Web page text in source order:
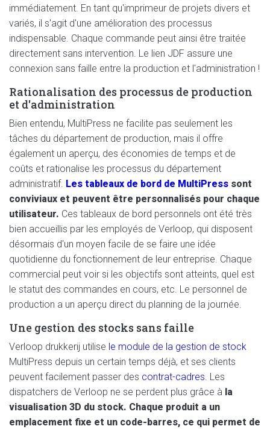
immédiatement. En tant qu'imprimeur de projets divers et
variés, il s'agit d'une amélioration des processus
indispensable. Chaque commande peut ainsi être traitée
directement sans intervention. Le lien JDF assure une
connexion sans faille entre la production et l'administration !
Rationalisation des processus de production
et d'administration
Bien entendu, MultiPress ne facilite pas seulement les
tâches du département de production, mais il offre
également un aperçu, des économies de temps et de
coûts et rationalise les processus du département
administratif. Les tableaux de bord de MultiPress sont
conviviaux et peuvent être personnalisés pour chaque
utilisateur. Ces tableaux de bord personnels ont été très
bien accueillis par les employés de Verloop, qui disposent
désormais d'un moyen facile de se faire une idée
quotidienne du fonctionnement de leur entreprise. Chaque
commercial peut voir si les objectifs sont atteints, quel est
le statut des commandes en cours, etc. Le personnel de
production a un aperçu direct du planning de la journée.
Une gestion des stocks sans faille
Verloop drukkerij utilise le module de la gestion de stock
MultiPress depuis un certain temps déjà, et ses clients
peuvent facilement passer des contrat-cadres. Les
dispatchers de Verloop ne se perdent plus grâce à la
visualisation 3D du stock. Chaque produit a un
emplacement fixe et un code-barres, ce qui permet de